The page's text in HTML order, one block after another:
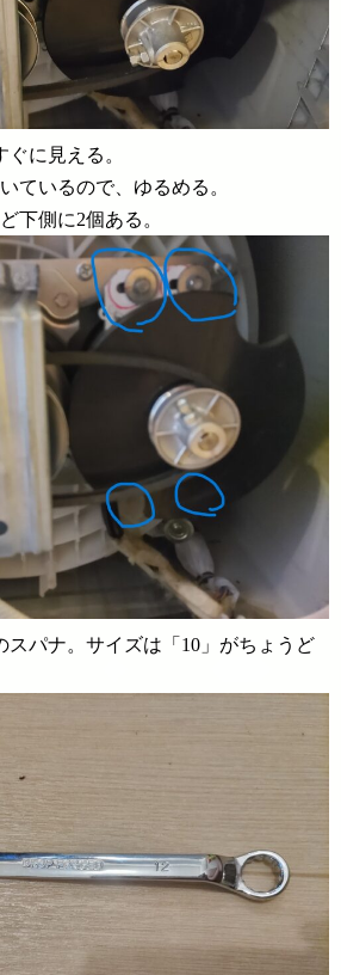
に見える。
ているので、ゆるめる。
下側に2個ある。
スパナ。サイズは「10」がちょうど